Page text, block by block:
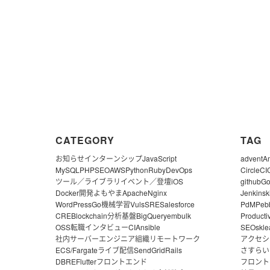
CATEGORY
お知らせインターンシップJavaScript
MySQL PHPSEOAWSPythonRubyDevOps
ツール／ライブラリイベント／登壇iOS
Docker開発よもやまApacheNginx
WordPressGo機械学習VulsSRESalesforce
CREBlockchain分析基盤BigQueryembulk
OSS転職インタビューCIAnsible
社内サーバーエンジニア組織リモートワーク
ECS/Fargateライブ配信SendGridRails
DBREFlutterフロントエンド
TAG
advent
CircleCI
githubGo
Jenkins
PdM
SEO
アクセ
さすら
フロン